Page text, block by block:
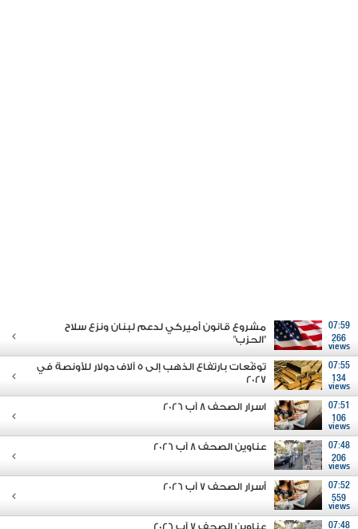
07:59
266
views
مشروع قانون أميركي لدعم لبنان ونزع سلاح
"الحزب"
07:55
134
views
توقّعات بارتفاع الذهب إلى 5 آلاف دولار للأونصة في
2027
07:51
106
views
اسرار الصحف 8 آب 2026
07:48
206
views
عناوين الصحف 8 آب 2026
07:52
559
views
أسرار الصحف 7 آب 2026
07:48
عناوين الصحف 7 آب 2026